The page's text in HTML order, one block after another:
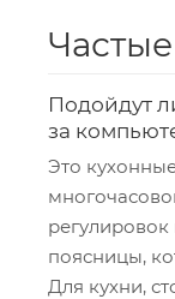
Подойдут
за
Это
поясницы,
Для кухни,